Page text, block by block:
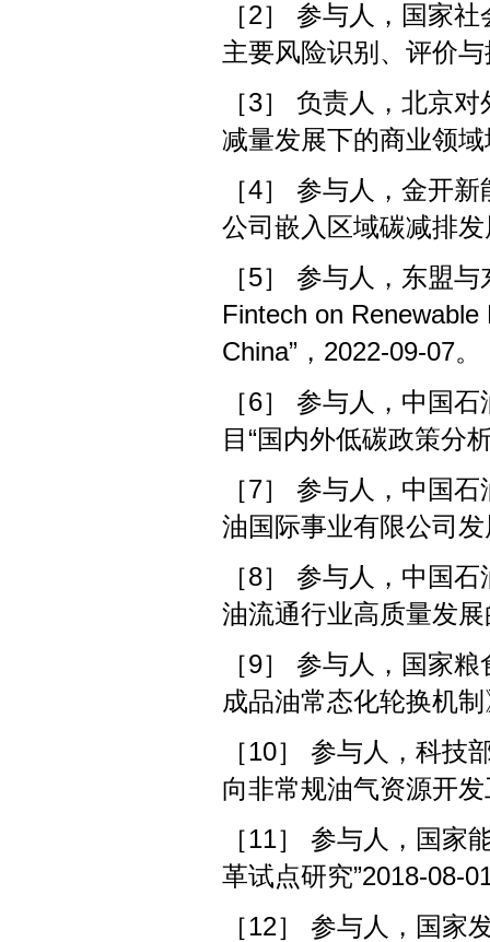
［2］ 参与人，国家
主要风险识别、评价
［3］ 负责人，北京
减量发展下的商业领
［4］ 参与人，金开
公司嵌入区域碳减排
［5］ 参与人，东盟
Fintech on
China”，2022-09-07。
［6］ 参与人，中国
目“国内外低碳政策分
［7］ 参与人，中国
油国际事业有限公司
［8］ 参与人，中国
油流通行业高质量发
［9］ 参与人，国家
成品油常态化轮换机
［10］ 参与人，科技
向非常规油气资源开
［11］ 参与人，国家
革试点研究”2018-08-
［12］ 参与人，国家